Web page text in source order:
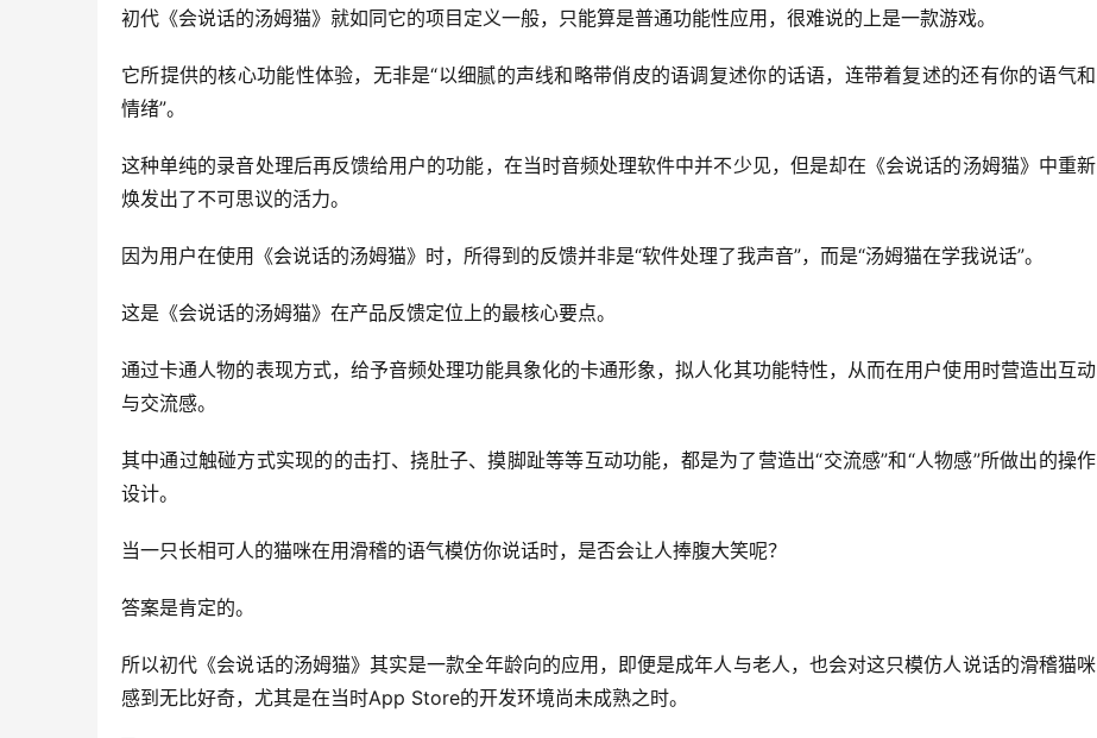
初代《会说话的汤姆猫》就如同它的项目定义一般，只能算是普通功能性应用，很难说的上是一款游戏。
它所提供的核心功能性体验，无非是“以细腻的声线和略带俏皮的语调复述你的话语，连带着复述的还有你的语气和
情绪”。
这种单纯的录音处理后再反馈给用户的功能，在当时音频处理软件中并不少见，但是却在《会说话的汤姆猫》中重新
焕发出了不可思议的活力。
因为用户在使用《会说话的汤姆猫》时，所得到的反馈并非是“软件处理了我声音”，而是“汤姆猫在学我说话”。
这是《会说话的汤姆猫》在产品反馈定位上的最核心要点。
通过卡通人物的表现方式，给予音频处理功能具象化的卡通形象，拟人化其功能特性，从而在用户使用时营造出互动
与交流感。
其中通过触碰方式实现的的击打、挠肚子、摸脚趾等等互动功能，都是为了营造出“交流感”和“人物感”所做出的操作
设计。
当一只长相可人的猫咪在用滑稽的语气模仿你说话时，是否会让人捧腹大笑呢？
答案是肯定的。
所以初代《会说话的汤姆猫》其实是一款全年龄向的应用，即便是成年人与老人，也会对这只模仿人说话的滑稽猫咪
感到无比好奇，尤其是在当时App Store的开发环境尚未成熟之时。